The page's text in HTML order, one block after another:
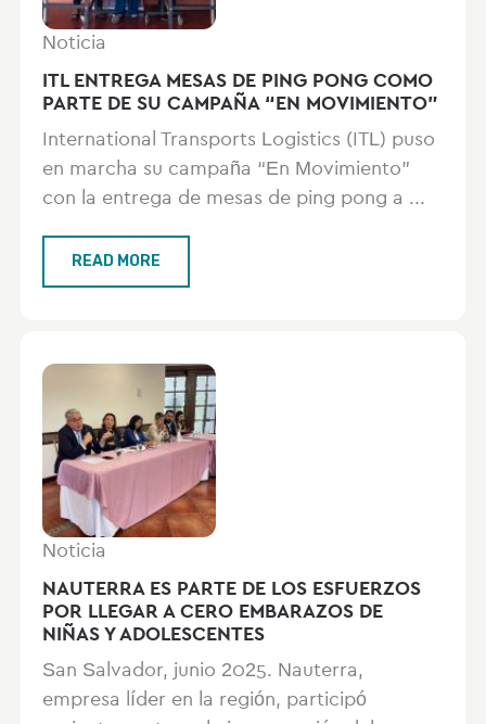
Noticia
ITL ENTREGA MESAS DE PING PONG COMO
PARTE DE SU CAMPAÑA “EN MOVIMIENTO”
International Transports Logistics (ITL) puso
en marcha su campaña “En Movimiento”
con la entrega de mesas de ping pong a ...
READ MORE
Noticia
NAUTERRA ES PARTE DE LOS ESFUERZOS
POR LLEGAR A CERO EMBARAZOS DE
NIÑAS Y ADOLESCENTES
San Salvador, junio 2025. Nauterra,
empresa líder en la región, participó